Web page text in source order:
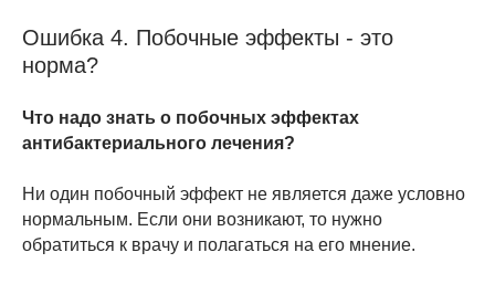
Ошибка 4. Побочные эффекты - это
норма?
Что надо знать о побочных эффектах
антибактериального лечения?
Ни один побочный эффект не является даже условно
нормальным. Если они возникают, то нужно
обратиться к врачу и полагаться на его мнение.